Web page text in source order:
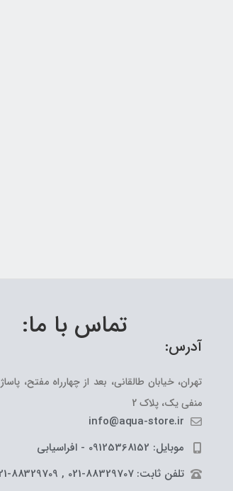
تماس با ما:
آدرس:
تهران، خیابان طالقانی، بعد از چهارراه مفتح،
منفی یک، پلاک 2
info@aqua-store.ir
موبایل: 09125368152 - افراسیابی
تلفن ثابت: 88329707-021 , 88329709-021